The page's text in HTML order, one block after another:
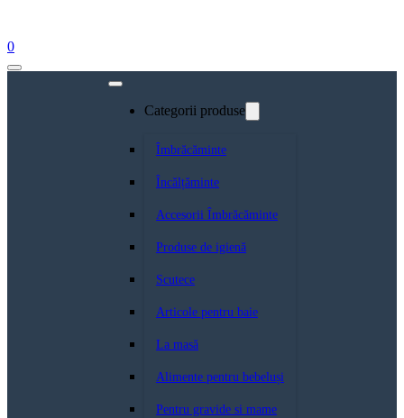
0
Categorii produse
Îmbrăcăminte
Încălțăminte
Accesorii Îmbrăcăminte
Produse de igienă
Scutece
Articole pentru baie
La masă
Alimente pentru bebeluși
Pentru gravide si mame